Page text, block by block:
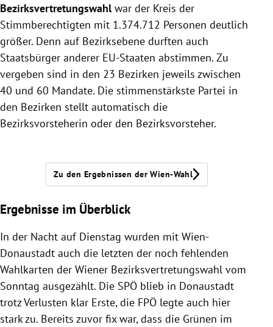
Bezirksvertretungswahlwar der Kreis der
Stimmberechtigten mit 1.374.712 Personen deutlich
größer. Denn auf Bezirksebene durften auch
Staatsbürger anderer EU-Staaten abstimmen. Zu
vergeben sind in den 23 Bezirken jeweils zwischen
40 und 60 Mandate. Die stimmenstärkste Partei in
den Bezirken stellt automatisch die
Bezirksvorsteherin oder den Bezirksvorsteher.
Zu den Ergebnissen der Wien-Wahl
Ergebnisse im Überblick
In der Nacht auf Dienstag wurden mit Wien-
Donaustadt auch die letzten der noch fehlenden
Wahlkarten der Wiener Bezirksvertretungswahl vom
Sonntag ausgezählt. Die SPÖ blieb in Donaustadt
trotz Verlusten klar Erste, die FPÖ legte auch hier
stark zu. Bereits zuvor fix war, dass die Grünen im